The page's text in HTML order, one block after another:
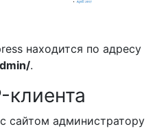
находится по адресу
.
клиента
сайтом администратору